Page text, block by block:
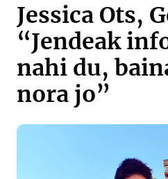
Jessica Ots,
“Jendeak
nahi du,
nora jo”